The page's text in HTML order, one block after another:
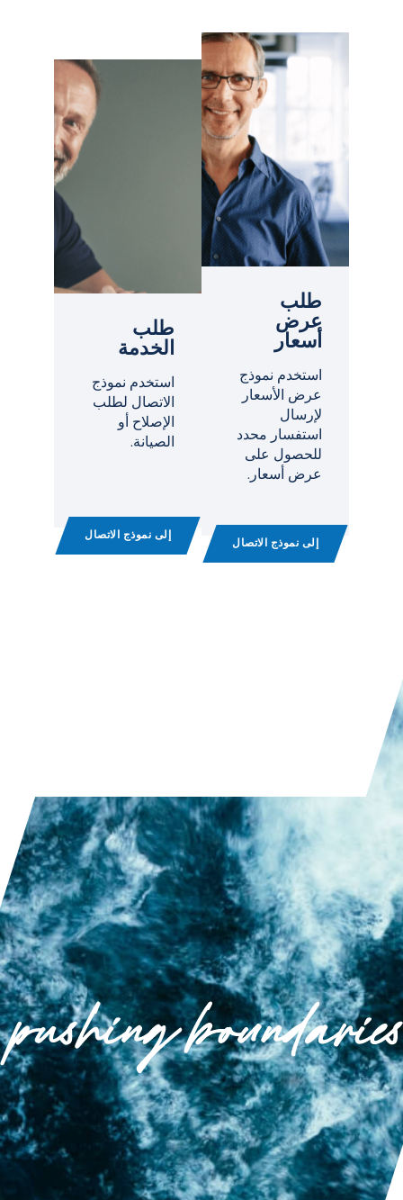
طلب
عرض
أسعار
استخدم نموذج
عرض الأسعار
لإرسال
استفسار محدد
للحصول على
عرض أسعار.
إلى نموذج الاتصال
طلب
الخدمة
استخدم نموذج
الاتصال لطلب
الإصلاح أو
الصيانة.
إلى نموذج الاتصال